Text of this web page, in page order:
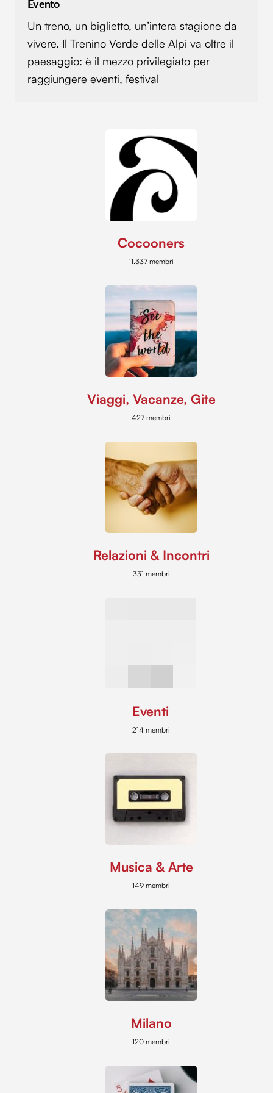
Evento
Un treno, un biglietto, un’intera stagione da
vivere. Il Trenino Verde delle Alpi va oltre il
paesaggio: è il mezzo privilegiato per
raggiungere eventi, festival
Cocooners
11.337 membri
Viaggi, Vacanze, Gite
427 membri
Relazioni & Incontri
331 membri
Eventi
214 membri
Musica & Arte
149 membri
Milano
120 membri